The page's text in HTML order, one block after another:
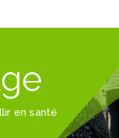
en santé